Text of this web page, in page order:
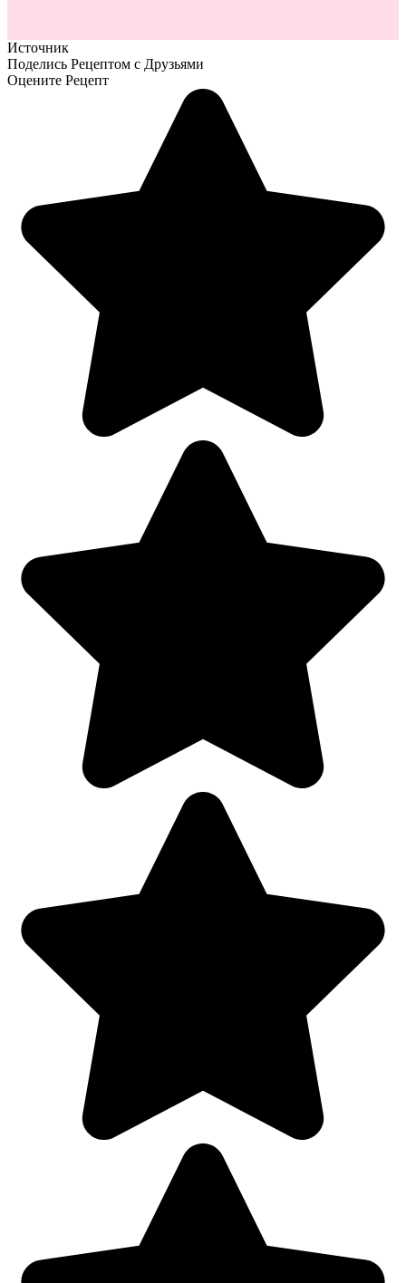
Источник
Поделись Рецептом с Друзьями
Оцените Рецепт